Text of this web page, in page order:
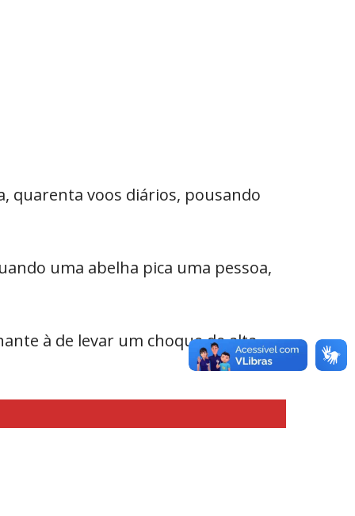
quarenta voos diários, pousando
uma abelha pica uma pessoa,
à de levar um choque de alta